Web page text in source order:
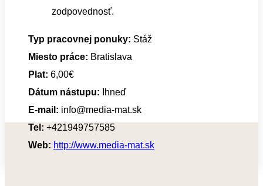
zodpovednosť.
Typ pracovnej ponuky: Stáž
Miesto práce: Bratislava
Plat: 6,00€
Dátum nástupu:
Ihneď
E-mail: info@media-mat.sk
Tel: +421949757585
Web: http://www.media-mat.sk